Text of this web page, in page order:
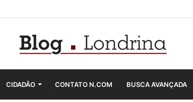
CIDADÃO CONTATO N.COM BUSCA AVANÇADA